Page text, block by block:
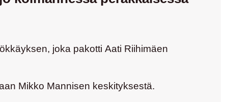
joka pakotti Aati Riihimäen
Mikko Mannisen keskityksestä.